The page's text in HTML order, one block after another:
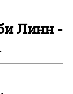
Линн -